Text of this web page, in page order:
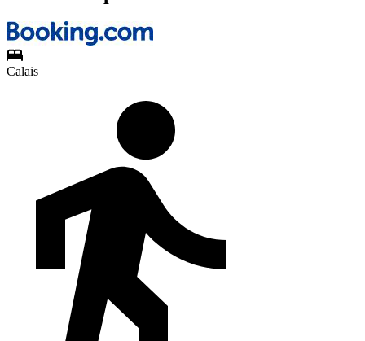
Calais